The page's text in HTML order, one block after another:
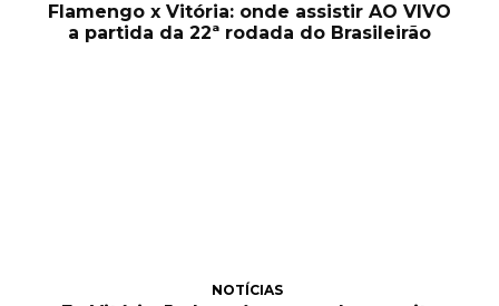
Flamengo x Vitória: onde assistir AO VIVO
a partida da 22ª rodada do Brasileirão
NOTÍCIAS